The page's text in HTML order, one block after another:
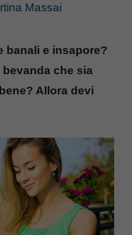
Massai
banali e insapore?
che sia
Allora devi